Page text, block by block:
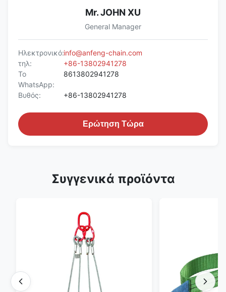
Mr. JOHN XU
General Manager
Ηλεκτρονικό:info@anfeng-chain.com
τηλ:
+86-13802941278
Το
WhatsApp:
8613802941278
Βυθός: +86-13802941278
Ερώτηση Τώρα
Συγγενικά προϊόντα